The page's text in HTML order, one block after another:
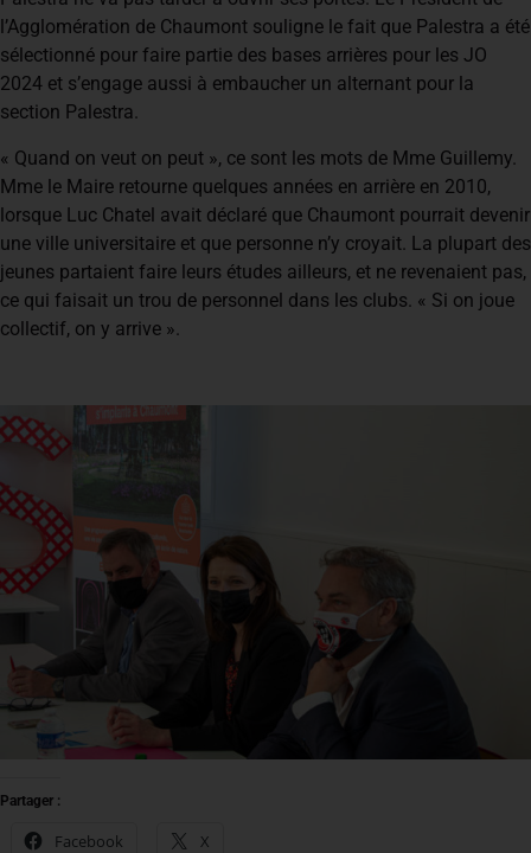
l’Agglomération de Chaumont souligne le fait que Palestra a été
sélectionné pour faire partie des bases arrières pour les JO
2024 et s’engage aussi à embaucher un alternant pour la
section Palestra.
« Quand on veut on peut », ce sont les mots de Mme Guillemy.
Mme le Maire retourne quelques années en arrière en 2010,
lorsque Luc Chatel avait déclaré que Chaumont pourrait devenir
une ville universitaire et que personne n’y croyait. La plupart des
jeunes partaient faire leurs études ailleurs, et ne revenaient pas,
ce qui faisait un trou de personnel dans les clubs. « Si on joue
collectif, on y arrive ».
Partager :
Facebook X